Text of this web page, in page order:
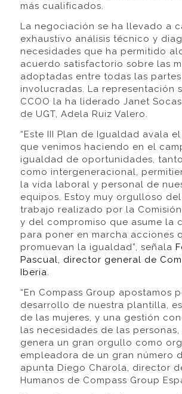
más cualificados.
La negociación se ha llevado a
exhaustivo análisis técnico y
necesidades que ha permitido
acuerdo satisfactorio sobre las
adoptadas entre todas las partes
involucradas. La representación
CCOO la ha liderado Janet
de UGT, Adela Ruiz Valero.
“Este III Plan de Igualdad avala
que venimos haciendo en el
igualdad de oportunidades,
como intergeneracional,
la vida laboral y personal de
equipos. Estoy muy orgulloso
trabajo realizado por la
y del compromiso que asume la
para poner en marcha acciones
promuevan la igualdad”, señala
Pascual, director general de
Iberia.
“En Compass Group apostamos
desarrollo de nuestra plantilla,
de las mujeres, y una gestión
las necesidades de las
genera un gran orgullo como
empleadora de un gran número
apunta Diego Charola, director
Humanos de Compass Group